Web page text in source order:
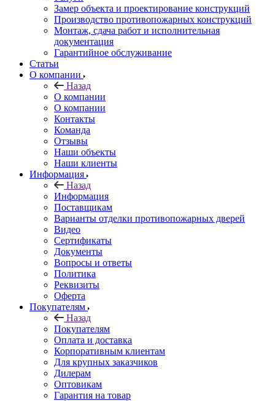
Замер объекта и проектирование конструкций
Производство противопожарных конструкций
Монтаж, сдача работ и исполнительная
документация
Гарантийное обслуживание
Статьи
О компании
Назад
О компании
О компании
Контакты
Команда
Отзывы
Наши объекты
Наши клиенты
Информация
Назад
Информация
Поставщикам
Варианты отделки противопожарных дверей
Видео
Сертификаты
Документы
Вопросы и ответы
Политика
Реквизиты
Оферта
Покупателям
Назад
Покупателям
Оплата и доставка
Корпоративным клиентам
Для крупных заказчиков
Дилерам
Оптовикам
Гарантия на товар